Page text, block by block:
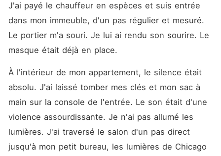
J'ai payé le chauffeur en espèces et suis entrée
dans mon immeuble, d'un pas régulier et mesuré.
Le portier m'a souri. Je lui ai rendu son sourire. Le
masque était déjà en place.
À l'intérieur de mon appartement, le silence était
absolu. J'ai laissé tomber mes clés et mon sac à
main sur la console de l'entrée. Le son était d'une
violence assourdissante. Je n'ai pas allumé les
lumières. J'ai traversé le salon d'un pas direct
jusqu'à mon petit bureau, les lumières de Chicago